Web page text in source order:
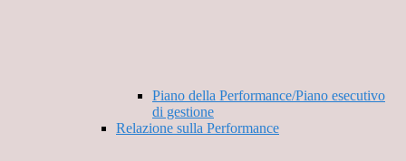
Piano della Performance/Piano esecutivo
di gestione
Relazione sulla Performance